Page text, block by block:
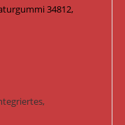
34812,